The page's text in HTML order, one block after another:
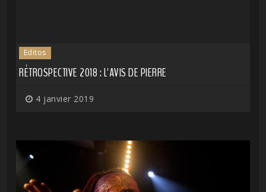
Editos
RÉTROSPECTIVE 2018 : L'AVIS DE PIERRE
4 janvier 2019